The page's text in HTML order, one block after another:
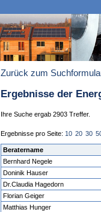
Zurück zum
Ergebnisse der
Ihre Suche ergab 2903 Treffer.
Ergebnisse pro Seite: 10 20 30
Beratername
Bernhard Negele
Doninik Hauser
Dr.Claudia Hagedorn
Florian Geiger
Matthias Hunger